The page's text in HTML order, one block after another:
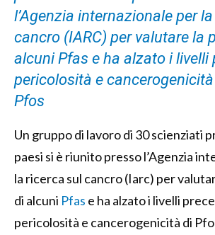
l’Agenzia internazionale per
cancro (IARC) per valutare la
alcuni Pfas e ha alzato i livelli
pericolosità e
Pfos
Un gruppo di lavoro di 30 scienziati
paesi si è riunito presso l’Agenzia
la ricerca sul cancro (Iarc) per
di alcuni Pfas e ha alzato i livelli
pericolosità e cancerogenicità di